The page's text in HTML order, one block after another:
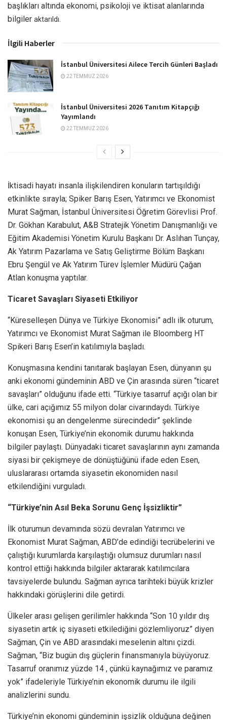
başlıkları altında ekonomi, psikoloji ve iktisat alanlarında
bilgiler aktarıldı.
İlgili Haberler
İstanbul Üniversitesi Ailece Tercih Günleri Başladı
22 TEMMUZ 2026
İstanbul Üniversitesi 2026 Tanıtım Kitapçığı
Yayımlandı
22 TEMMUZ 2026
İktisadi hayatı insanla ilişkilendiren konuların tartışıldığı
etkinlikte sırayla; Spiker Barış Esen, Yatırımcı ve Ekonomist
Murat Sağman, İstanbul Üniversitesi Öğretim Görevlisi Prof.
Dr. Gökhan Karabulut, A&B Stratejik Yönetim Danışmanlığı ve
Eğitim Akademisi Yönetim Kurulu Başkanı Dr. Aslıhan Tunçay,
Ak Yatırım Pazarlama ve Satış Geliştirme Bölüm Başkanı
Ebru Şengül ve Ak Yatırım Türev İşlemler Müdürü Çağan
Atlan konuşma yaptılar.
Ticaret Savaşları Siyaseti Etkiliyor
“Küreselleşen Dünya ve Türkiye Ekonomisi” adlı ilk oturum,
Yatırımcı ve Ekonomist Murat Sağman ile Bloomberg HT
Spikeri Barış Esen’in katılımıyla başladı.
Konuşmasına kendini tanıtarak başlayan Esen, dünyanın şu
anki ekonomi gündeminin ABD ve Çin arasında süren “ticaret
savaşları” olduğunu ifade etti. “Türkiye tasarruf açığı olan bir
ülke, cari açığımız 55 milyon dolar civarındaydı. Türkiye
ekonomisi şu an dengelenme sürecindedir” şeklinde
konuşan Esen, Türkiye’nin ekonomik durumu hakkında
bilgiler paylaştı. Dünyadaki ticaret savaşlarının aynı zamanda
siyasi bir çekişmeye de dönüştüğünü ifade eden Esen,
uluslararası ortamda siyasetin ekonomiden nasıl
etkilendiğini vurguladı.
“Türkiye’nin Asıl Beka Sorunu Genç İşsizliktir”
İlk oturumun devamında sözü devralan Yatırımcı ve
Ekonomist Murat Sağman, ABD’de edindiği tecrübelerini ve
çalıştığı kurumlarda karşılaştığı olumsuz durumları nasıl
kontrol ettiği hakkında bilgiler aktararak katılımcılara
tavsiyelerde bulundu. Sağman ayrıca tarihteki büyük krizler
hakkındaki görüşlerini dile getirdi.
Ülkeler arası gelişen gerilimler hakkında “Son 10 yıldır dış
siyasetin artık iç siyaseti etkilediğini gözlemliyoruz” diyen
Sağman, Çin ve ABD arasındaki meselenin altını çizdi.
Sağman, “Biz bugün dış güçlerin finansmanıyla büyüyoruz.
Tasarruf oranımız yüzde 14 , çünkü kaynağımız ve paramız
yok” ifadeleriyle Türkiye’nin ekonomik durumu ile ilgili
analizlerini sundu.
Türkiye’nin ekonomi gündeminin işsizlik olduğuna değinen